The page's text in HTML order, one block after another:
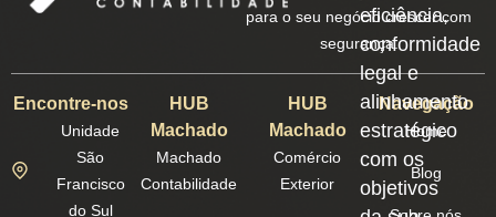
eficiência,
conformidade
legal e
alinhamento
estratégico
com os
objetivos
para o seu negócio crescer com
segurança.
Encontre-nos
Unidade
São
Francisco
do Sul
HUB
Machado
Machado
Contabilidade
HUB
Machado
Comércio
Exterior
Navegação
Home
Blog